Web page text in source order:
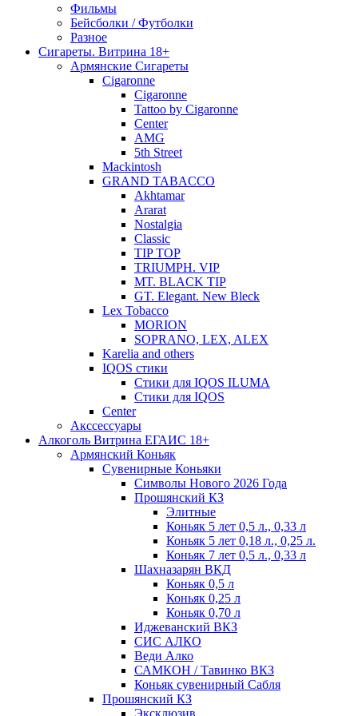
Фильмы
Бейсболки / Футболки
Разное
Сигареты. Витрина 18+
Армянские Сигареты
Cigaronne
Cigaronne
Tattoo by Cigaronne
Center
AMG
5th Street
Mackintosh
GRAND TABACCO
Akhtamar
Ararat
Nostalgia
Classic
TIP TOP
TRIUMPH. VIP
MT. BLACK TIP
GT. Elegant. New Bleck
Lex Tobacco
MORION
SOPRANO, LEX, ALEX
Karelia and others
IQOS стики
Стики для IQOS ILUMA
Стики для IQOS
Сenter
Акссессуары
Алкоголь Витрина ЕГАИС 18+
Армянский Коньяк
Сувенирные Коньяки
Символы Нового 2026 Года
Прошянский КЗ
Элитные
Коньяк 5 лет 0,5 л., 0,33 л
Коньяк 5 лет 0,18 л., 0,25 л.
Коньяк 7 лет 0,5 л., 0,33 л
Шахназарян ВКД
Коньяк 0,5 л
Коньяк 0,25 л
Коньяк 0,70 л
Иджеванский ВКЗ
СИС АЛКО
Веди Алко
САМКОН / Тавинко ВКЗ
Коньяк сувенирный Сабля
Прошянский КЗ
Эксклюзив